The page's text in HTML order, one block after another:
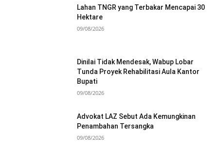
Lahan TNGR yang Terbakar Mencapai 30
Hektare
09/08/2026
Dinilai Tidak Mendesak, Wabup Lobar
Tunda Proyek Rehabilitasi Aula Kantor
Bupati
09/08/2026
Advokat LAZ Sebut Ada Kemungkinan
Penambahan Tersangka
09/08/2026